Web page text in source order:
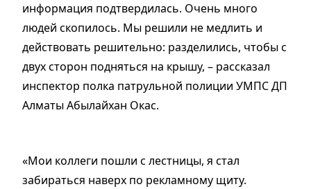
информация подтвердилась. Очень много
людей скопилось. Мы решили не медлить и
действовать решительно: разделились, чтобы с
двух сторон подняться на крышу, – рассказал
инспектор полка патрульной полиции УМПС ДП
Алматы Абылайхан Окас.
«Мои коллеги пошли с лестницы, я стал
забираться наверх по рекламному щиту.